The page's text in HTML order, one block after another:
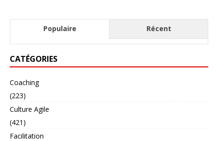
Populaire Récent
CATÉGORIES
Coaching
(223)
Culture Agile
(421)
Facilitation